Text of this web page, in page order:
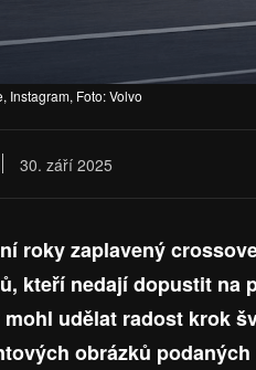
Instagram, Foto: Volvo
30. září 2025
roky zaplavený
kteří nedají dopustit na
mohl udělat radost krok
obrázků